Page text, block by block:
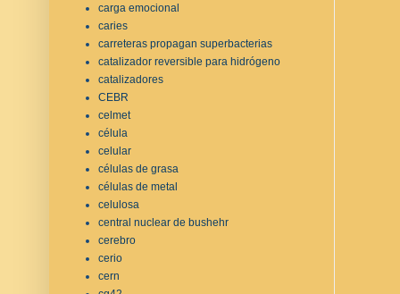
carga emocional
caries
carreteras propagan superbacterias
catalizador reversible para hidrógeno
catalizadores
CEBR
celmet
célula
celular
células de grasa
células de metal
celulosa
central nuclear de bushehr
cerebro
cerio
cern